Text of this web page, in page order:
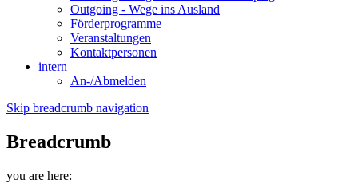
Outgoing - Wege ins Ausland
Förderprogramme
Veranstaltungen
Kontaktpersonen
intern
An-/Abmelden
Skip breadcrumb navigation
Breadcrumb
you are here: